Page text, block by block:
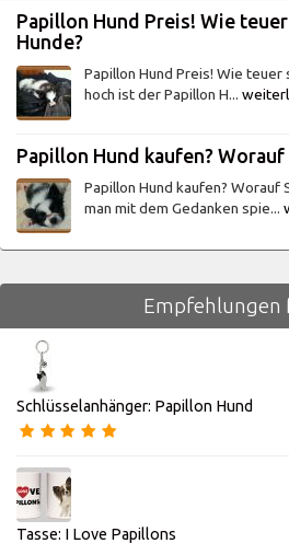
Papillon Hund Preis! Wie
Hunde?
Papillon Hund Preis! Wie teuer
hoch ist der Papillon H...
Papillon Hund kaufen?
Papillon Hund kaufen? Worauf
man mit dem Gedanken spie...
Empfehlungen
Schlüsselanhänger: Papillon Hund
Tasse: I Love Papillons